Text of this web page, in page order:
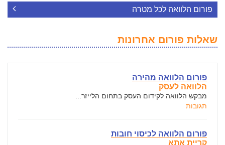
פורום הלוואה לכל מטרה
שאלות פורום אחרונות
פורום הלוואה מהירה
הלוואה לעסק
מבקש הלוואה לקידום העסק בתחום הלייזר...
תגובות
פורום הלוואה לכיסוי חובות
קריית אתא